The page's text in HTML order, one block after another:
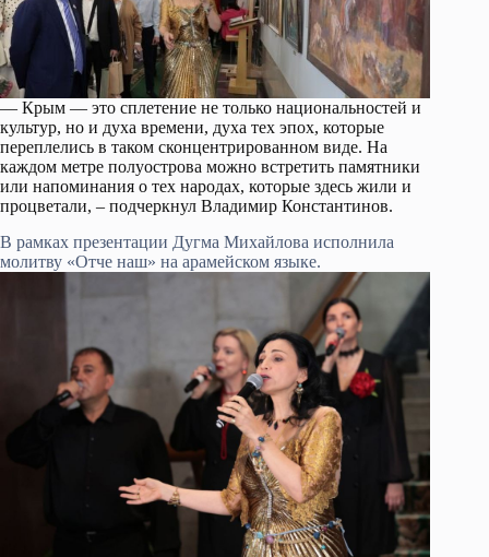
— Крым — это сплетение не только национальностей и
культур, но и духа времени, духа тех эпох, которые
переплелись в таком сконцентрированном виде. На
каждом метре полуострова можно встретить памятники
или напоминания о тех народах, которые здесь жили и
процветали, – подчеркнул Владимир Константинов.
В рамках презентации Дугма Михайлова исполнила
молитву «Отче наш» на арамейском языке.